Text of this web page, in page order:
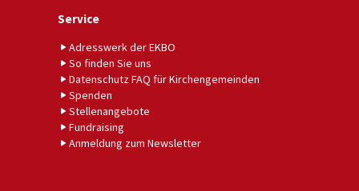
Service
Adresswerk der EKBO
So finden Sie uns
Datenschutz FAQ für Kirchengemeinden
Spenden
Stellenangebote
Fundraising
Anmeldung zum Newsletter